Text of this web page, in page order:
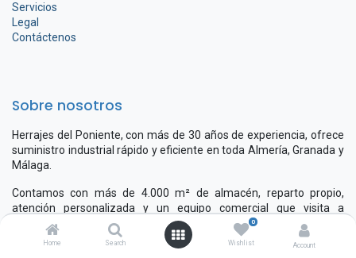
Home Search
0
Wishlist Account
Servicios
Legal
Contáctenos
Sobre nosotros
Herrajes del Poniente, con más de 30 años de experiencia, ofrece
suministro industrial rápido y eficiente en toda Almería, Granada y
Málaga.
Contamos con más de 4.000 m² de almacén, reparto propio,
atención personalizada y un equipo comercial que visita a
nuestros clientes para ofrecer asesoramiento y calidad.